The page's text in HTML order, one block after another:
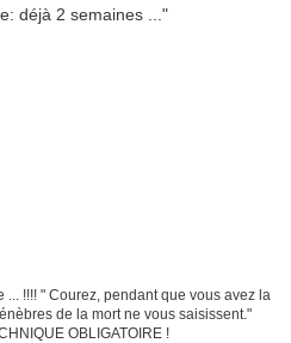
!!!! " Courez, pendant que vous avez la
de la mort ne vous saisissent."
OBLIGATOIRE !